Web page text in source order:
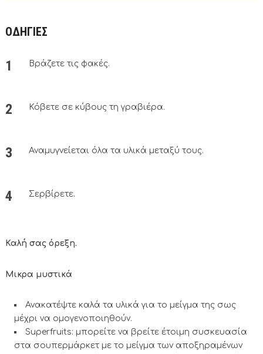
ΟΔΗΓΙΕΣ
Βράζετε τις φακές.
Κόβετε σε κύβους τη γραβιέρα.
Αναμυγνείεται όλα τα υλικά μεταξύ τους.
Σερβίρετε.
Καλή σας όρεξη.
Μικρα μυστικά
Ανακατέψτε καλά τα υλικά για το μείγμα της σως
μέχρι να ομογενοποιηθούν.
Superfruits: μπορείτε να βρείτε έτοιμη συσκευασία
στα σουπερμάρκετ με το μείγμα των αποξηραμένων